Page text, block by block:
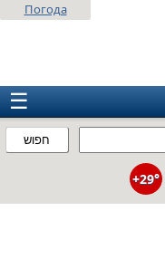
חפוש
Погода
☰
+29°